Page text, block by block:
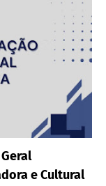
e Cultural